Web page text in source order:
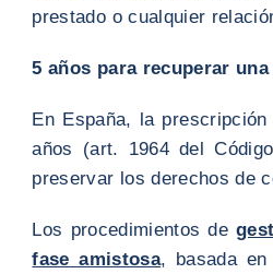
prestado o cualquier
5 años para recuperar
En España, la
años (art. 1964 del
preservar los derechos de
Los procedimientos de
fase amistosa, basada